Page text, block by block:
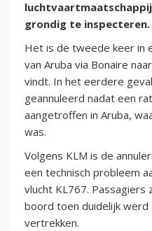
grondig te inspecteren.
Het is de tweede keer in
van Aruba via Bonaire
vindt. In het eerdere
geannuleerd nadat een
aangetroffen in Aruba,
was.
Volgens KLM is de
een technisch probleem
vlucht KL767. Passagiers
boord toen duidelijk werd
vertrekken.